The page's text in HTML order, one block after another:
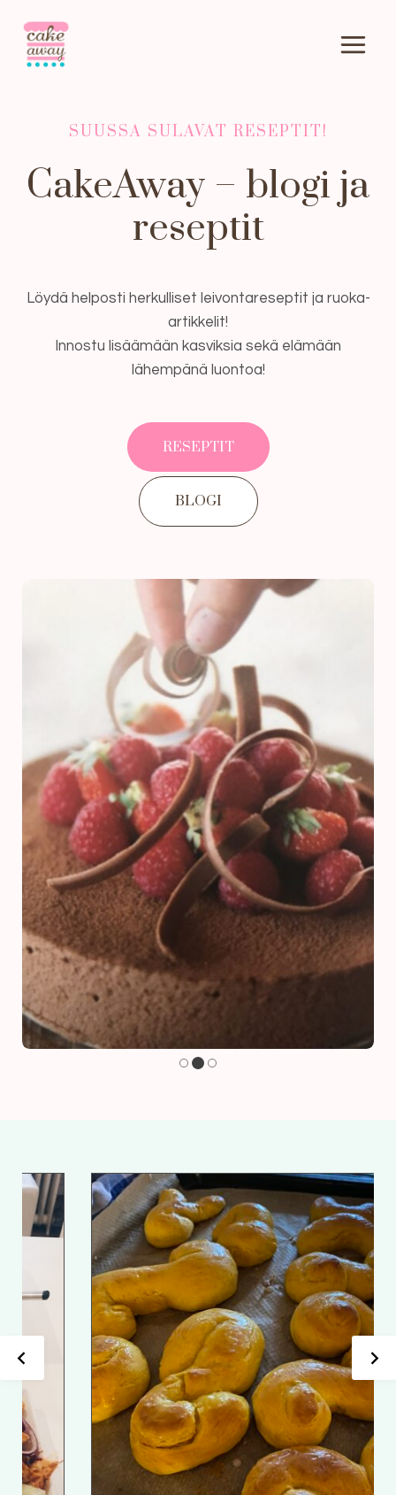
sisältöön
SUUSSA SULAVAT RESEPTIT!
CakeAway – blogi ja
reseptit
Löydä helposti herkulliset leivontareseptit ja ruoka-
artikkelit!
Innostu lisäämään kasviksia sekä elämään
lähempänä luontoa!
RESEPTIT
BLOGI